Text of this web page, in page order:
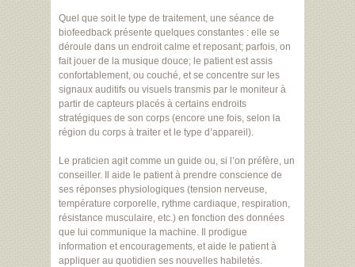
Quel que soit le type de traitement, une séance de
biofeedback présente quelques constantes : elle se
déroule dans un endroit calme et reposant; parfois, on
fait jouer de la musique douce; le patient est assis
confortablement, ou couché, et se concentre sur les
signaux auditifs ou visuels transmis par le moniteur à
partir de capteurs placés à certains endroits
stratégiques de son corps (encore une fois, selon la
région du corps à traiter et le type d’appareil).
Le praticien agit comme un guide ou, si l’on préfère, un
conseiller. Il aide le patient à prendre conscience de
ses réponses physiologiques (tension nerveuse,
température corporelle, rythme cardiaque, respiration,
résistance musculaire, etc.) en fonction des données
que lui communique la machine. Il prodigue
information et encouragements, et aide le patient à
appliquer au quotidien ses nouvelles habiletés.